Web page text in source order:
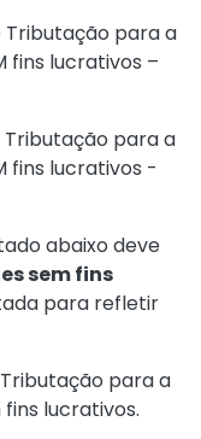
Tributação para a
fins lucrativos –
Tributação para a
fins lucrativos -
abaixo deve
sem fins
para refletir
Tributação para a
lucrativos.